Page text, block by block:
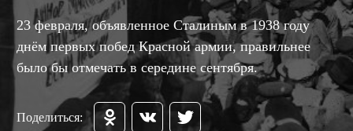
23 февраля, объявленное Сталиным в 1938 году
днём первых побед Красной армии, правильнее
было бы отмечать в середине сентября.
Поделиться: